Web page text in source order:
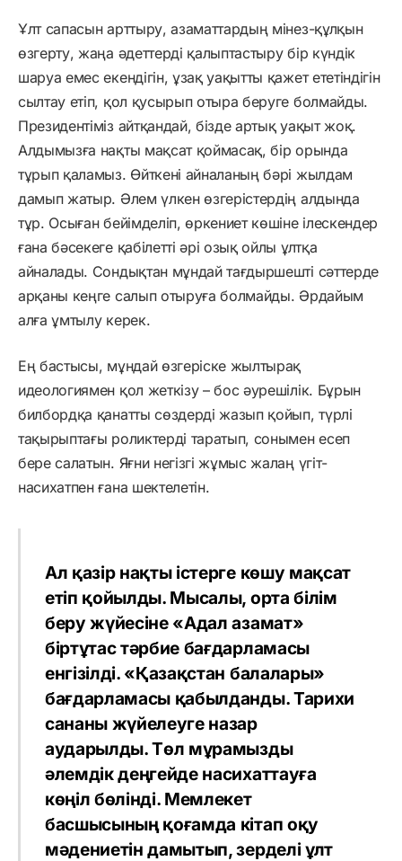
Ұлт сапасын арттыру, азаматтардың мінез-құлқын
өзгерту, жаңа әдеттерді қалыптастыру бір күндік
шаруа емес екендігін, ұзақ уақытты қажет ететіндігін
сылтау етіп, қол қусырып отыра беруге болмайды.
Президентіміз айтқандай, бізде артық уақыт жоқ.
Алдымызға нақты мақсат қоймасақ, бір орында
тұрып қаламыз. Өйткені айналаның бәрі жылдам
дамып жатыр. Әлем үлкен өзгерістердің алдында
тұр. Осыған бейімделіп, өркениет көшіне ілескендер
ғана бәсекеге қабілетті әрі озық ойлы ұлтқа
айналады. Сондықтан мұндай тағдыршешті сәттерде
арқаны кеңге салып отыруға болмайды. Әрдайым
алға ұмтылу керек.
Ең бастысы, мұндай өзгеріске жылтырақ
идеологиямен қол жеткізу – бос әурешілік. Бұрын
билбордқа қанатты сөздерді жазып қойып, түрлі
тақырыптағы роликтерді таратып, сонымен есеп
бере салатын. Яғни негізгі жұмыс жалаң үгіт-
насихатпен ғана шектелетін.
Ал қазір нақты істерге көшу мақсат
етіп қойылды. Мысалы, орта білім
беру жүйесіне «Адал азамат»
біртұтас тәрбие бағдарламасы
енгізілді. «Қазақстан балалары»
бағдарламасы қабылданды. Тарихи
сананы жүйелеуге назар
аударылды. Төл мұрамызды
әлемдік деңгейде насихаттауға
көңіл бөлінді. Мемлекет
басшысының қоғамда кітап оқу
мәдениетіндамытып,зерделі ұлт